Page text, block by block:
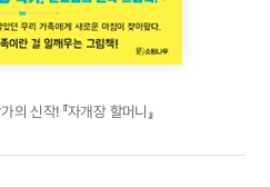
신작! 『자개장 할머니』